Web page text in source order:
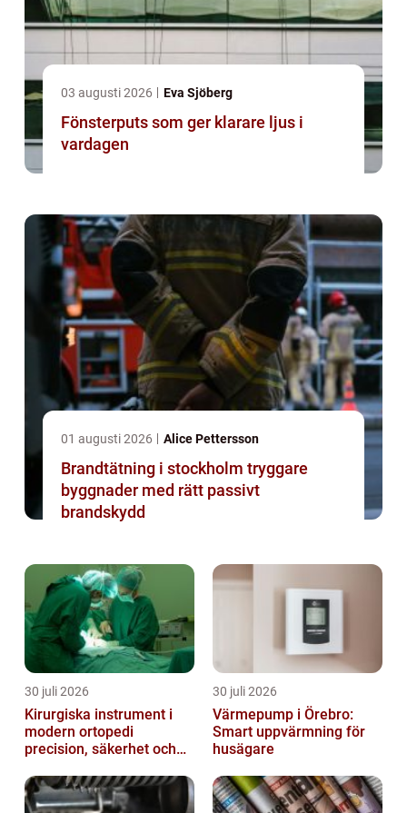
03 augusti 2026 Eva Sjöberg
Fönsterputs som ger klarare ljus i
vardagen
01 augusti 2026 Alice Pettersson
Brandtätning i stockholm tryggare
byggnader med rätt passivt
brandskydd
30 juli 2026
Kirurgiska instrument i
modern ortopedi
precision, säkerhet och
30 juli 2026
Värmepump i Örebro:
Smart uppvärmning för
husägare